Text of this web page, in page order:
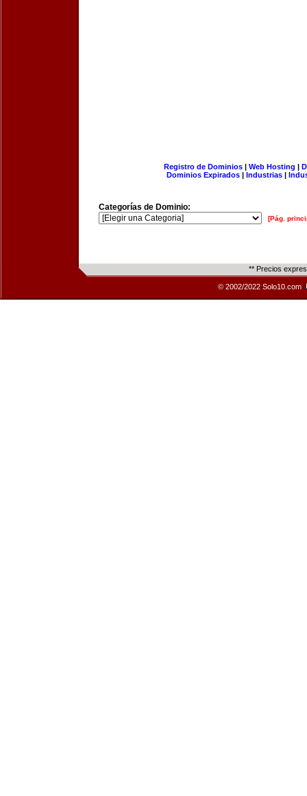
Registro de Dominios| Web Hosting |
Dominios Expirados | Industrias |
Categorías de Dominio:
[Pág.
** Precios
© 2002/2022 Solo10.com